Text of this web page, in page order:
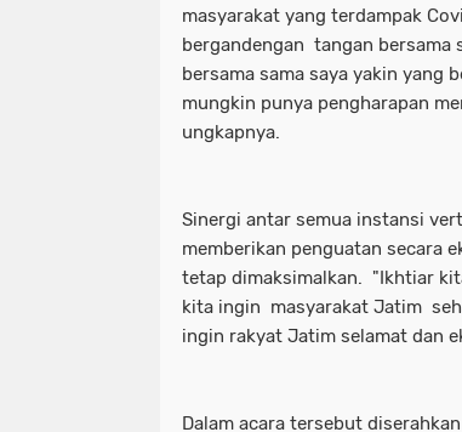
masyarakat yang terdampak
bergandengan tangan bersama
bersama sama saya yakin yang
mungkin punya pengharapan
ungkapnya.
Sinergi antar semua instansi
memberikan penguatan secara
tetap dimaksimalkan. "Ikhtiar
kita ingin masyarakat Jatim
ingin rakyat Jatim selamat dan
Dalam acara tersebut